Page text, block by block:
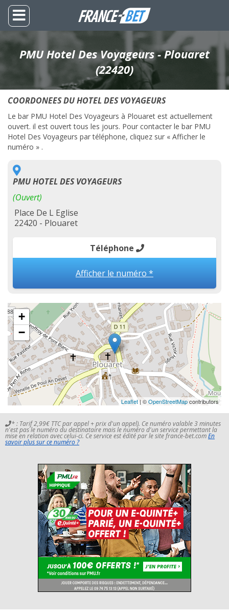
PMU Hotel Des Voyageurs - Plouaret
(22420)
COORDONEES DU HOTEL DES VOYAGEURS
Le bar PMU Hotel Des Voyageurs à Plouaret est actuellement
ouvert. il est ouvert tous les jours. Pour contacter le bar PMU
Hotel Des Voyageurs par téléphone, cliquez sur « Afficher le
numéro » .
PMU HOTEL DES VOYAGEURS
(Ouvert)
Place De L Eglise
22420 - Plouaret
Téléphone
Afficher le numéro *
+
−
Leaflet| ©OpenStreetMapcontributors
* : Tarif 2,99€ TTC par appel + prix d'un appel). Ce numéro valable 3 minutes
n'est pas le numéro du destinataire mais le numéro d'un service permettant la
mise en relation avec celui-ci. Ce service est édité par le site france-bet.comEn
savoir plus sur ce numéro ?